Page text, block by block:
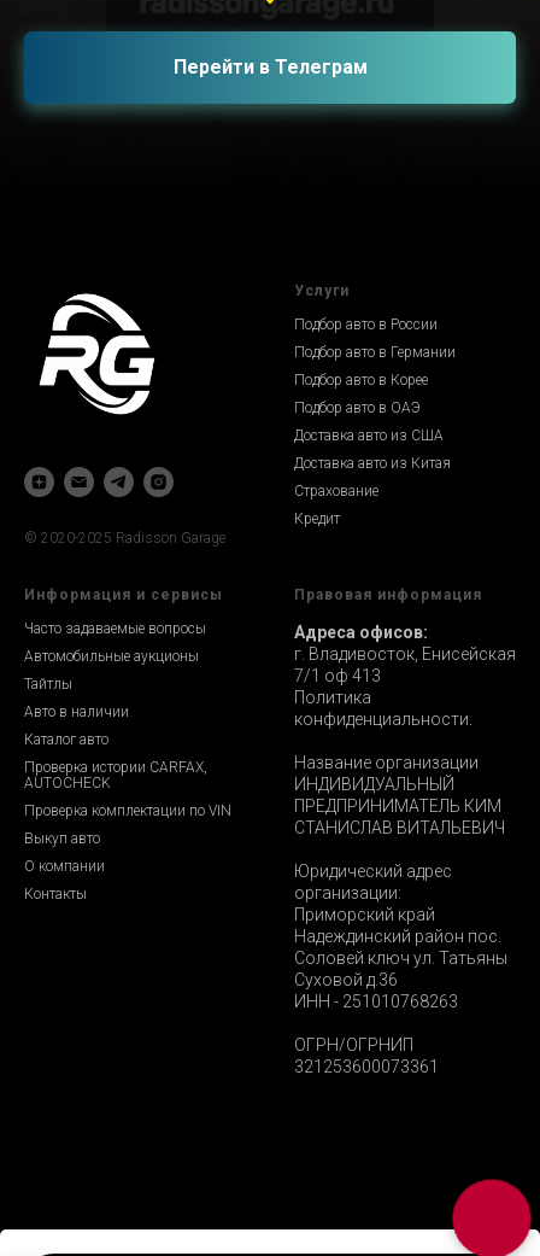
Перейти в Телеграм
© 2020-2025 Radisson Garage
Услуги
Подбор авто в России
Подбор авто в Германии
Подбор авто в Корее
Подбор авто в ОАЭ
Доставка авто из США
Доставка авто из Китая
Страхование
Кредит
Информация и сервисы
Часто задаваемые вопросы
Автомобильные аукционы
Тайтлы
Авто в наличии
Каталог авто
Проверка истории CARFAX,
AUTOCHECK
Проверка комплектации по VIN
Выкуп авто
О компании
Контакты
Правовая информация
Адреса офисов:
г. Владивосток, Енисейская
7/1 оф 413
Политика
конфиденциальности.
Название организации
ИНДИВИДУАЛЬНЫЙ
ПРЕДПРИНИМАТЕЛЬ КИМ
СТАНИСЛАВ ВИТАЛЬЕВИЧ
Юридический адрес
организации:
Приморский край
Надеждинский район пос.
Соловей ключ ул. Татьяны
Суховой д.36
ИНН - 251010768263
ОГРН/ОГРНИП
321253600073361